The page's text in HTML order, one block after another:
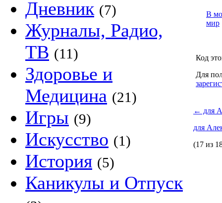
Дневник (7)
Журналы, Радио,
ТВ (11)
Здоровье и
Медицина (21)
Игры (9)
Искусство (1)
История (5)
Каникулы и Отпуск
В
мир
Код
Для
← для
для
(17 из